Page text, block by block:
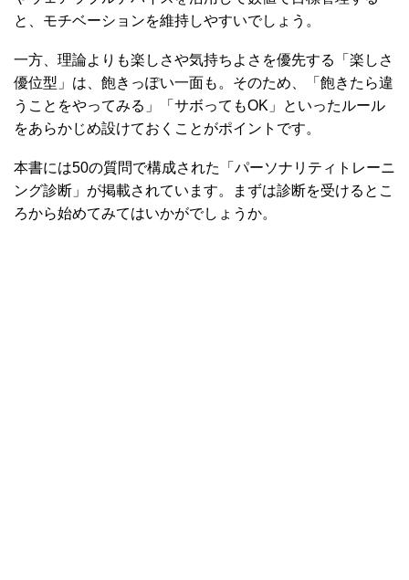
と、モチベーションを維持しやすいでしょう。
一方、理論よりも楽しさや気持ちよさを優先する「楽しさ
優位型」は、飽きっぽい一面も。そのため、「飽きたら違
うことをやってみる」「サボってもOK」といったルール
をあらかじめ設けておくことがポイントです。
本書には50の質問で構成された「パーソナリティトレーニ
ング診断」が掲載されています。まずは診断を受けるとこ
ろから始めてみてはいかがでしょうか。